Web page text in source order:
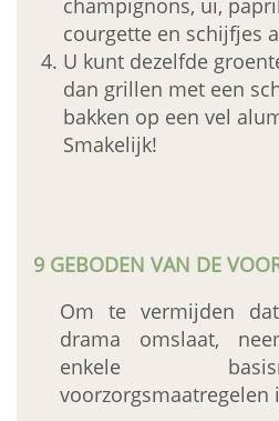
champignons, ui,
courgette en schijfjes
U kunt dezelfde
dan grillen met een
bakken op een vel
Smakelijk!
9 GEBODEN VAN DE
Om te vermijden
drama omslaat,
enkele
voorzorgsmaatregelen